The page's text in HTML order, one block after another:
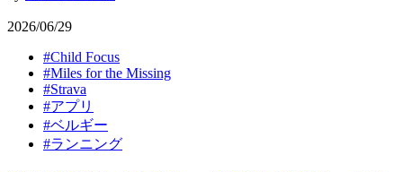
2026/06/29
#Child Focus
#Miles for the Missing
#Strava
#アプリ
#ベルギー
#ランニング